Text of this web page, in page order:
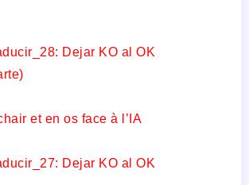
Dejar KO al OK
et en os face à l’IA
Dejar KO al OK